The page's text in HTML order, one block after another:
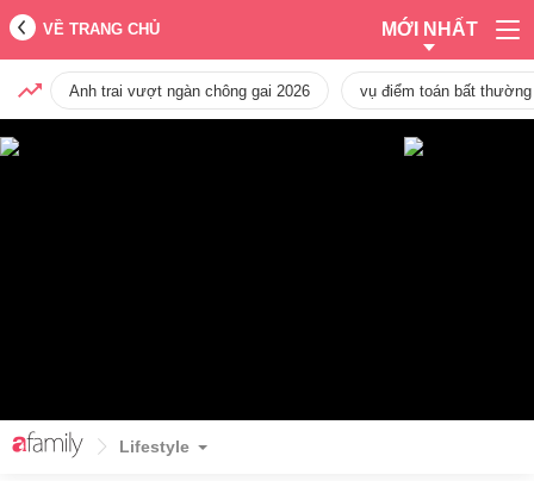
VỀ TRANG CHỦ MỚI NHẤT
Anh trai vượt ngàn chông gai 2026 vụ điểm toán bất
Lifestyle